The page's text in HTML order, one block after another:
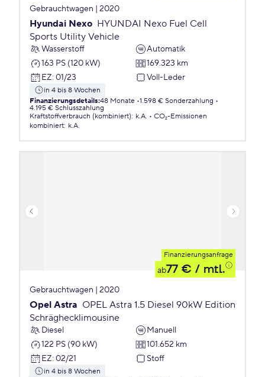
Gebrauchtwagen | 2020
Hyundai Nexo HYUNDAI Nexo Fuel Cell
Sports Utility Vehicle
Wasserstoff
Automatik
163 PS (120 kW)
169.323 km
EZ: 01/23 Voll-Leder
in 4 bis 8 Wochen
Finanzierungsdetails:48 Monate 1.598 € Sonderzahlung
4.195 € Schlusszahlung
Kraftstoffverbrauch (kombiniert): k.A.
CO₂-Emissionen
kombiniert: k.A.
Finanzierungsanfrage
ab77 € / mtl.
Gebrauchtwagen | 2020
Opel Astra OPEL Astra 1.5 Diesel 90kW Edition
Schräghecklimousine
Diesel
Manuell
122 PS (90 kW)
101.652 km
EZ: 02/21 Stoff
in 4 bis 8 Wochen